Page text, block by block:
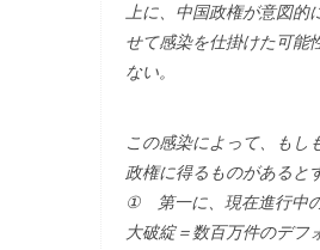
上に、中国政権が意図的
せて感染を仕掛けた可能
ない。
この感染によって、もし
政権に得るものがあると
① 第一に、現在進行中
大破綻＝数百万件のデフ